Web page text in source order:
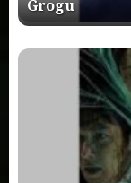
Grogu